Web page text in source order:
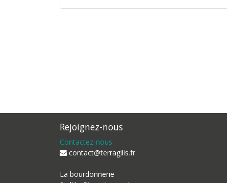
Rejoignez-nous
Contactez-nous
contact@terragilis.fr
La bourdonnerie